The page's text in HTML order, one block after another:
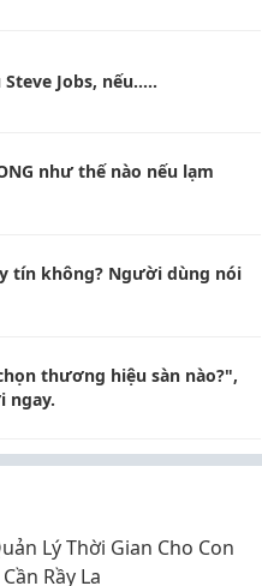
Jobs, nếu.....
như thế nào nếu lạm
tín không? Người dùng nói
thương hiệu sàn nào?",
ngay.
Lý Thời Gian Cho Con
Rầy La